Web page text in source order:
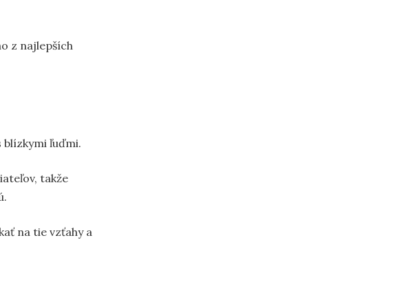
z najlepších
ľuďmi.
takže
na tie vzťahy a